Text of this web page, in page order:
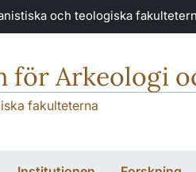
och teologiska
för Arkeologi
fakulteterna